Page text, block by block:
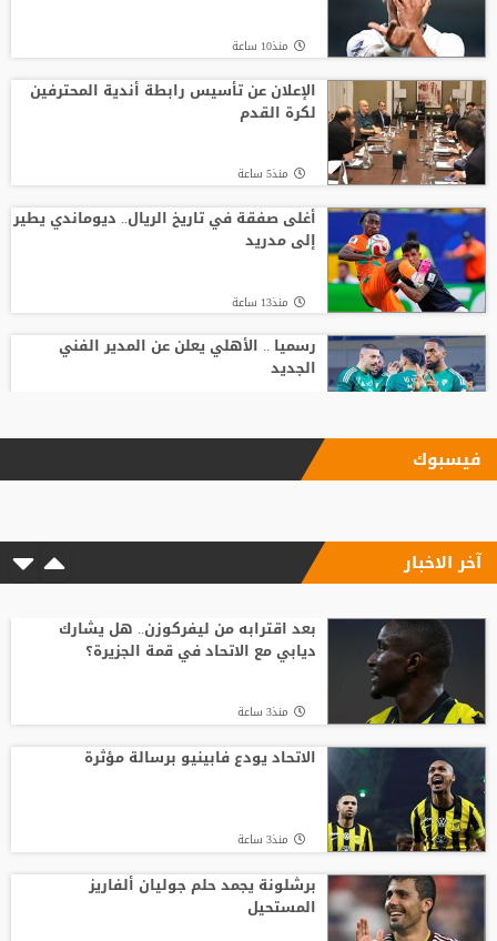
منذ10 ساعة
الإعلان عن تأسيس رابطة أندية المحترفين
لكرة القدم
منذ5 ساعة
أغلى صفقة في تاريخ الريال.. ديوماندي يطير
إلى مدريد
منذ13 ساعة
رسميا .. الأهلي يعلن عن المدير الفني
الجديد
الاتحاد يودع فابينيو برسالة مؤثرة
رودري يحسم قراره ويختار وجهته المقبلة
أسطورة التحكيم الإنجليزي يلحق بمحمد
صلاح في تركيا رسميًا
مدرب الأهلي الجديد ينذر بموسم صفري ..
فيسبوك
آخر الاخبار
بعد اقترابه من ليفركوزن.. هل يشارك
ديابي مع الاتحاد في قمة الجزيرة؟
منذ3 ساعة
الاتحاد يودع فابينيو برسالة مؤثرة
منذ3 ساعة
برشلونة يجمد حلم جوليان ألفاريز
المستحيل